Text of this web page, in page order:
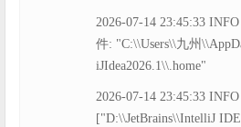
2026-07-14 23:45:33
件: "C:\\Users\\九州
iJIdea2026.1\\.home"
2026-07-14 23:45:33
["D:\\JetBrains\\IntelliJ